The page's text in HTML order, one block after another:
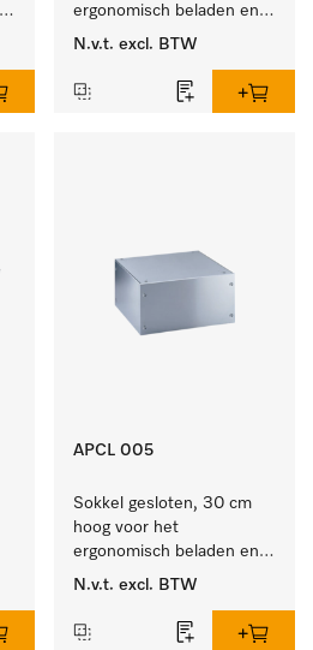
ergonomisch beladen en
ontladen van de
N.v.t. excl. BTW
APCL 005
Sokkel gesloten, 30 cm
hoog voor het
ergonomisch beladen en
legen van de wasmachine
N.v.t. excl. BTW